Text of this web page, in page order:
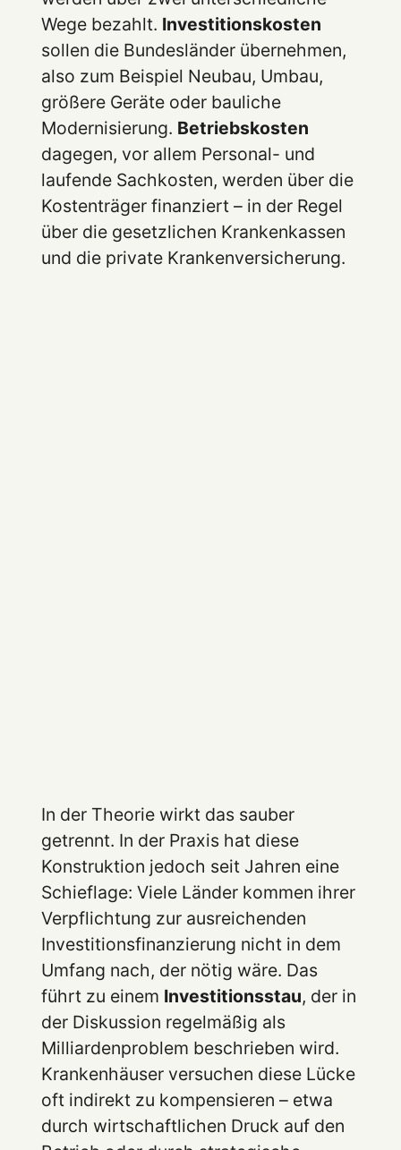
Wege bezahlt. Investitionskosten
sollen die Bundesländer übernehmen,
also zum Beispiel Neubau, Umbau,
größere Geräte oder bauliche
Modernisierung. Betriebskosten
dagegen, vor allem Personal- und
laufende Sachkosten, werden über die
Kostenträger finanziert – in der Regel
über die gesetzlichen Krankenkassen
und die private Krankenversicherung.
In der Theorie wirkt das sauber
getrennt. In der Praxis hat diese
Konstruktion jedoch seit Jahren eine
Schieflage: Viele Länder kommen ihrer
Verpflichtung zur ausreichenden
Investitionsfinanzierung nicht in dem
Umfang nach, der nötig wäre. Das
führt zu einem Investitionsstau, der in
der Diskussion regelmäßig als
Milliardenproblem beschrieben wird.
Krankenhäuser versuchen diese Lücke
oft indirekt zu kompensieren – etwa
durch wirtschaftlichen Druck auf den